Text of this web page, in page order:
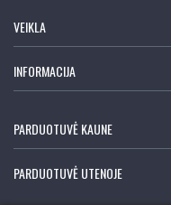
VEIKLA
INFORMACIJA
PARDUOTUVĖ KAUNE
PARDUOTUVĖ UTENOJE